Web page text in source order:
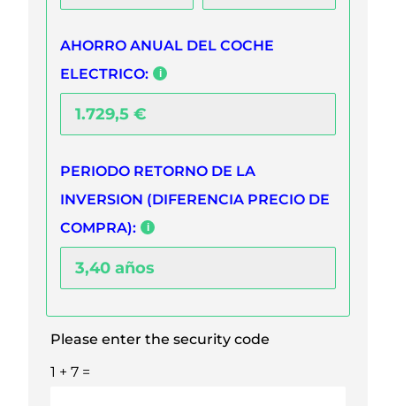
AHORRO ANUAL DEL COCHE
ELECTRICO:
PERIODO RETORNO DE LA
INVERSION (DIFERENCIA PRECIO DE
COMPRA):
Please enter the security code
1 + 7 =